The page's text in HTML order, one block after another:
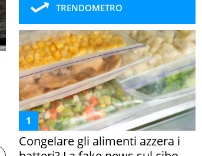
TRENDOMETRO
Congelare gli alimenti azzera i